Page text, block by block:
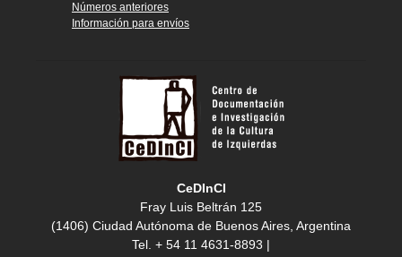
Números anteriores
Información para envíos
CeDInCI
Fray Luis Beltrán 125
(1406) Ciudad Autónoma de Buenos Aires, Argentina
Tel. + 54 11 4631-8893 |